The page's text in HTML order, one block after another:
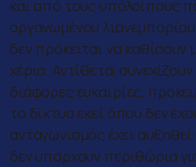
και από τους υπόλοιπους
οργανωμένου
δεν πρόκειται να
χέρια. Αντίθετα,
διάφορες ευκαιρίες,
το δίκτυο εκεί όπου δεν
ανταγωνισμός έχει
δεν υπάρχουν περιθώρια